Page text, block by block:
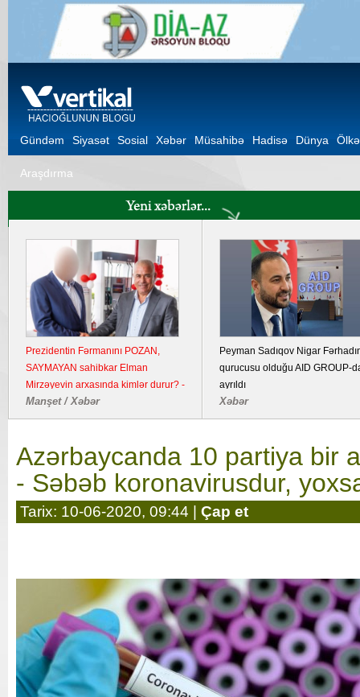
Gündəm Siyasət Sosial Xəbər Müsahibə Hadisə Dünya Ölkə
Araşdırma
Ukrayna Krımda iki hərbi aerodromu
bombalayıb, "Pantsir" sistemi məhv
edilib
Dünya / Hadisə
Şuşa Bəyannaməsinin
imzalanmasından beş il ötür
Xəbər
Azərbaycanda 10 partiya bir
- Səbəb koronavirusdur,
Tarix: 10-06-2020, 09:44 | Çap et